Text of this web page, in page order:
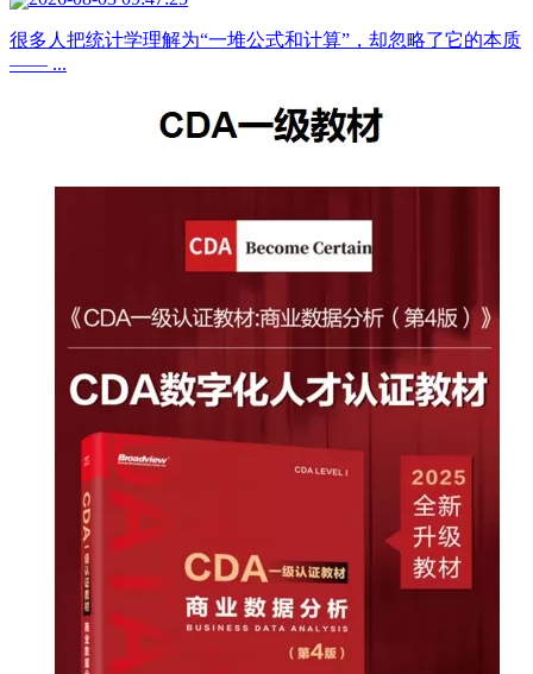
很多人把统计学理解为“一堆公式和计算”，却忽略了它的本质
—— ...